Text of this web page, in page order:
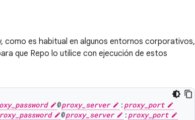
como es habitual en algunos entornos corporativos,
que Repo lo utilice con ejecución de estos
@proxy_server : proxy_port
@proxy_server : proxy_port